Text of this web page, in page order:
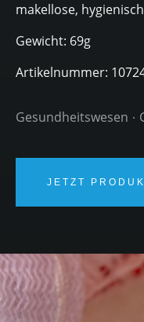
makellose,
Gewicht: 69g
Artikelnummer:
Gesundheitswesen
JETZT